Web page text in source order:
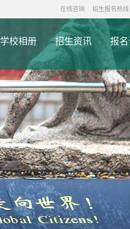
在线咨询 招生报名热
学校相册 招生资讯 报